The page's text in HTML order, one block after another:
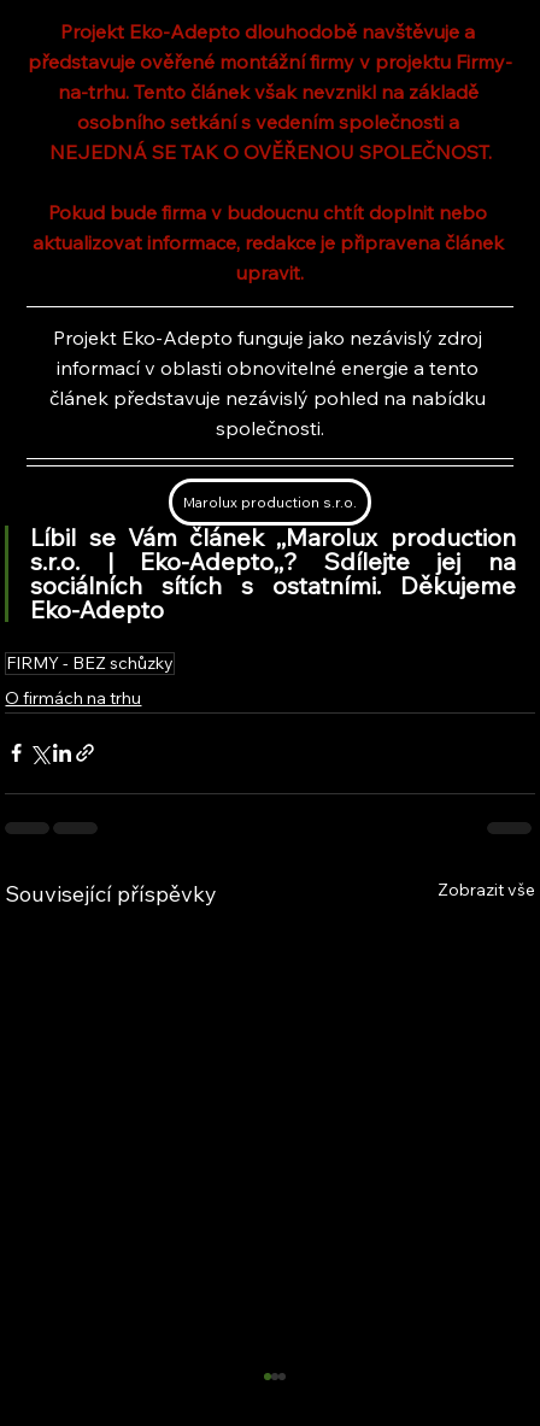
Projekt Eko-Adepto dlouhodobě navštěvuje a
představuje ověřené montážní firmy v projektu Firmy-
na-trhu. Tento článek však nevznikl na základě
osobního setkání s vedením společnosti a
NEJEDNÁ SE TAK O OVĚŘENOU SPOLEČNOST.
Pokud bude firma v budoucnu chtít doplnit nebo
aktualizovat informace, redakce je připravena článek
upravit.
Projekt Eko-Adepto funguje jako nezávislý zdroj
informací v oblasti obnovitelné energie a tento
článek představuje nezávislý pohled na nabídku
společnosti.
Marolux production s.r.o.
Líbil se Vám článek ,,Marolux production
s.r.o. | Eko-Adepto,,? Sdílejte jej na
sociálních sítích s ostatními. Děkujeme
Eko-Adepto
FIRMY - BEZ schůzky
O firmách na trhu
Související příspěvky Zobrazit vše